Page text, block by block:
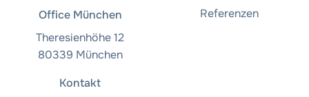
Office München
Theresienhöhe 12
80339 München
Kontakt
Referenzen